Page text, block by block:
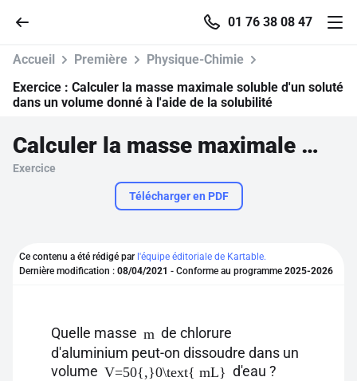
01 76 38 08 47
Parcourir
Se connecter
Pour profiter de 10 contenus offerts.
Accueil Première
Physique-Chimie
Exercice : Calculer la masse maximale soluble d'un soluté
dans un volume donné à l'aide de la solubilité
Calculer la masse maximale soluble d'un soluté dans un volume donné à l'aide de la solubilité
Exercice
Télécharger en PDF
Ce contenu a été rédigé par l'équipe éditoriale de Kartable.
Dernière modification : 08/04/2021 - Conforme au programme 2025-2026
Quelle masse m de chlorure
d'aluminium peut-on dissoudre dans un
volume V=50{,}0\text{ mL} d'eau ?